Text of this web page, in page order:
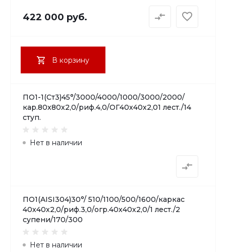
422 000 руб.
В корзину
ПО1-1(Ст3)45°/3000/4000/1000/3000/2000/
кар.80х80х2,0/риф.4,0/ОГ40х40х2,01 лест./14
ступ.
Нет в наличии
ПО1(AISI304)30°/ 510/1100/500/1600/каркас
40х40х2,0/риф.3,0/огр.40х40х2,0/1 лест./2
супени/170/300
Нет в наличии